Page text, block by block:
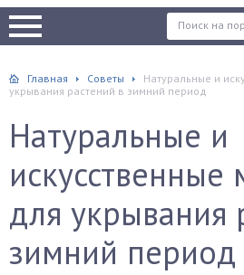
Главная Советы
Натуральные и
укрывания растений в зимний период
Натуральные и
искусственные
для укрывания
зимний период